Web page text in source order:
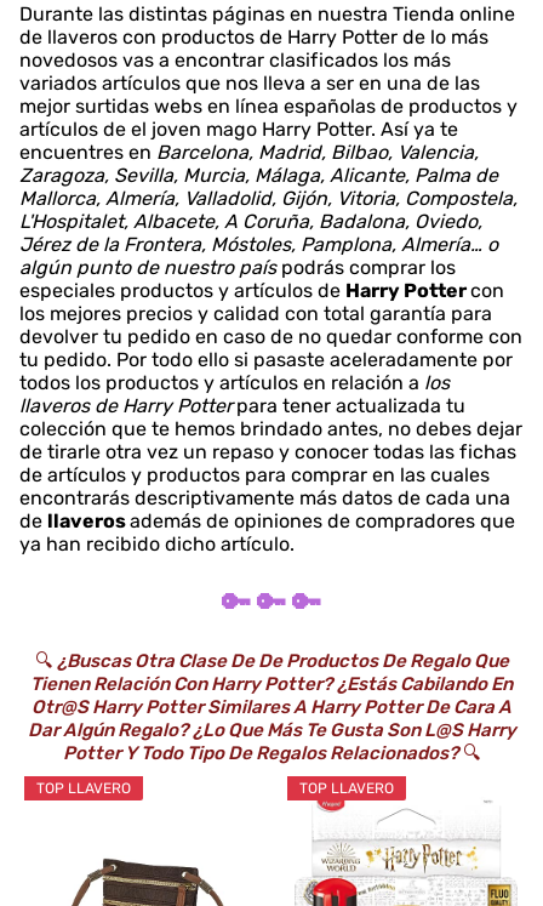
Durante las distintas páginas en nuestra Tienda online
de llaveros con productos de Harry Potter de lo más
novedosos vas a encontrar clasificados los más
variados artículos que nos lleva a ser en una de las
mejor surtidas webs en línea españolas de productos y
artículos de el joven mago Harry Potter. Así ya te
encuentres en Barcelona, Madrid, Bilbao, Valencia,
Zaragoza, Sevilla, Murcia, Málaga, Alicante, Palma de
Mallorca, Almería, Valladolid, Gijón, Vitoria, Compostela,
L'Hospitalet, Albacete, A Coruña, Badalona, Oviedo,
Jérez de la Frontera, Móstoles, Pamplona, Almería… o
algún punto de nuestro paíspodrás comprar los
especiales productos y artículos de Harry Pottercon
los mejores precios y calidad con total garantía para
devolver tu pedido en caso de no quedar conforme con
tu pedido. Por todo ello si pasaste aceleradamente por
todos los productos y artículos en relación a los
llaveros de Harry Potter para tener actualizada tu
colección que te hemos brindado antes, no debes dejar
de tirarle otra vez un repaso y conocer todas las fichas
de artículos y productos para comprar en las cuales
encontrarás descriptivamente más datos de cada una
de llaverosademás de opiniones de compradores que
ya han recibido dicho artículo.
🔑 🔑 🔑
🔍 ¿Buscas Otra Clase De De Productos De Regalo Que
Tienen Relación Con Harry Potter? ¿Estás Cabilando En
Otr@s Harry Potter Similares A Harry Potter De Cara A
Dar Algún Regalo? ¿Lo Que Más Te Gusta Son L@s Harry
Potter Y Todo Tipo De Regalos Relacionados?🔍
TOP LLAVERO TOP LLAVERO